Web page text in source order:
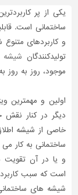
یکی از پر
ساختمانی است.
و کاربردهای
تولیدکنندگان شیشه
موجود، روز به روز
اولین و مهمترین
دیگر در کنار
خاصی از شیشه
ساختمانی به کار
و یا در آن
است که سبب
شیشه های